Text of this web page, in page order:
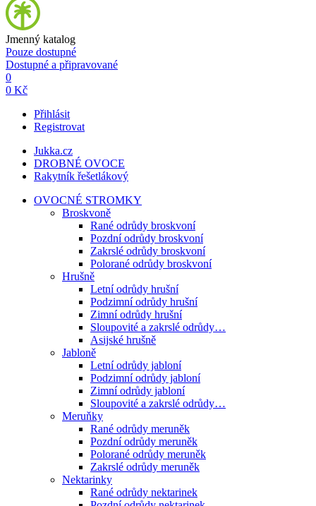
Jmenný katalog
Pouze dostupné
Dostupné a připravované
0
0 Kč
Přihlásit
Registrovat
Jukka.cz
DROBNÉ OVOCE
Rakytník řešetlákový
OVOCNÉ STROMKY
Broskvoně
Rané odrůdy broskvoní
Pozdní odrůdy broskvoní
Zakrslé odrůdy broskvoní
Polorané odrůdy broskvoní
Hrušně
Letní odrůdy hrušní
Podzimní odrůdy hrušní
Zimní odrůdy hrušní
Sloupovité a zakrslé odrůdy…
Asijské hrušně
Jabloně
Letní odrůdy jabloní
Podzimní odrůdy jabloní
Zimní odrůdy jabloní
Sloupovité a zakrslé odrůdy…
Meruňky
Rané odrůdy meruněk
Pozdní odrůdy meruněk
Polorané odrůdy meruněk
Zakrslé odrůdy meruněk
Nektarinky
Rané odrůdy nektarinek